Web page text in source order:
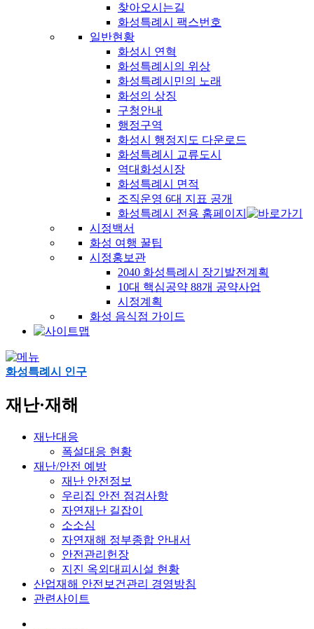
찾아오시는길
화성특례시 팩스번호
일반현황
화성시 연혁
화성특례시의 위상
화성특례시민의 노래
화성의 상징
구청안내
행정구역
화성시 행정지도 다운로드
화성특례시 교류도시
역대화성시장
화성특례시 면적
조직운영 6대 지표 공개
화성특례시 전용 홈페이지
시정백서
화성 여행 꿀팁
시정홍보관
2040 화성특례시 장기발전계획
10대 핵심공약 88개 공약사업
시정계획
화성 음식점 가이드
화성특례시 인구
재난·재해
재난대응
폭설대응 현황
재난/안전 예방
재난 안전정보
우리집 안전 점검사항
자연재난 길잡이
소소심
자연재해 정부종합 안내서
안전관리헌장
지진 옥외대피시설 현황
산업재해 안전보건관리 경영방침
관련사이트